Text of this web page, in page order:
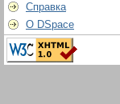
Справка
О DSpace